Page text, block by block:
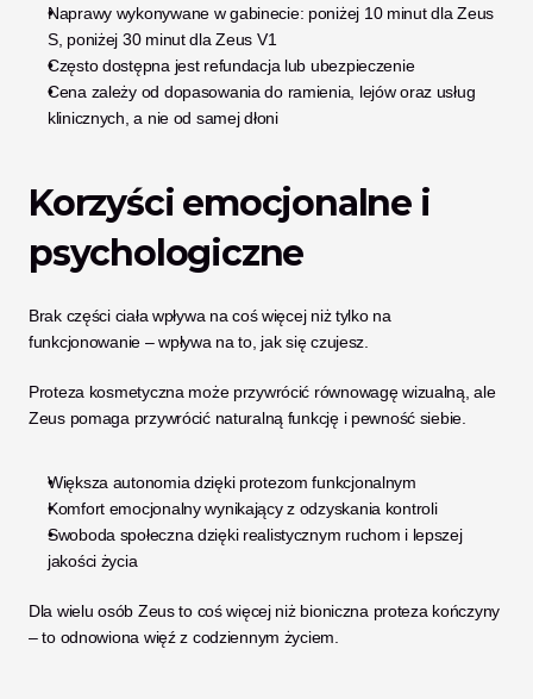
Naprawy wykonywane w gabinecie: poniżej 10 minut dla Zeus
S, poniżej 30 minut dla Zeus V1
Często dostępna jest refundacja lub ubezpieczenie
Cena zależy od dopasowania do ramienia, lejów oraz usług
klinicznych, a nie od samej dłoni
Korzyści emocjonalne i
psychologiczne
Brak części ciała wpływa na coś więcej niż tylko na
funkcjonowanie – wpływa na to, jak się czujesz.
Proteza kosmetyczna może przywrócić równowagę wizualną, ale
Zeus pomaga przywrócić naturalną funkcję i pewność siebie.
Większa autonomia dzięki protezom funkcjonalnym
Komfort emocjonalny wynikający z odzyskania kontroli
Swoboda społeczna dzięki realistycznym ruchom i lepszej
jakości życia
Dla wielu osób Zeus to coś więcej niż bioniczna proteza kończyny
– to odnowiona więź z codziennym życiem.